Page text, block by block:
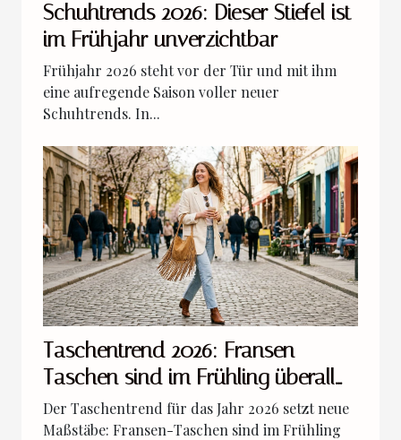
Schuhtrends 2026: Dieser Stiefel ist
im Frühjahr unverzichtbar
Frühjahr 2026 steht vor der Tür und mit ihm
eine aufregende Saison voller neuer
Schuhtrends. In...
Taschentrend 2026: Fransen-
Taschen sind im Frühling überall
dabei
Der Taschentrend für das Jahr 2026 setzt neue
Maßstäbe: Fransen-Taschen sind im Frühling